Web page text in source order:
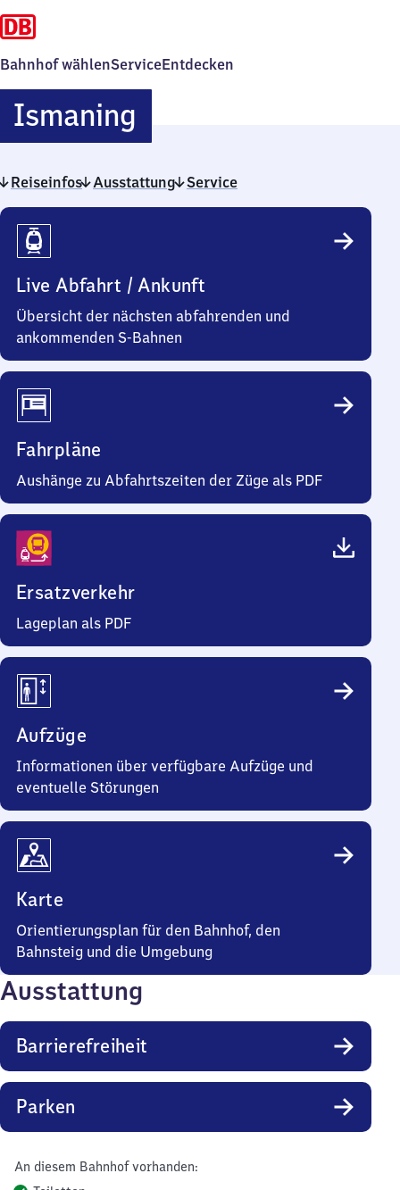
Bahnhof wählenServiceEntdecken
Ismaning
Reiseinfos Ausstattung Service
Reiseinfos
Live Abfahrt / Ankunft
Übersicht der nächsten abfahrenden und
ankommenden S-Bahnen
Fahrpläne
Aushänge zu Abfahrtszeiten der Züge als PDF
Ersatzverkehr
Lageplan als PDF
Aufzüge
Informationen über verfügbare Aufzüge und
eventuelle Störungen
Karte
Orientierungsplan für den Bahnhof, den
Bahnsteig und die Umgebung
Ausstattung
Barrierefreiheit
Parken
An diesem Bahnhof vorhanden: